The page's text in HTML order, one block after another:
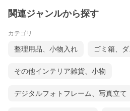
関連ジャンルから探す
カテゴリ
整理用品、小物入れ ゴミ箱、
その他インテリア雑貨、小物
デジタルフォトフレーム、写真立て